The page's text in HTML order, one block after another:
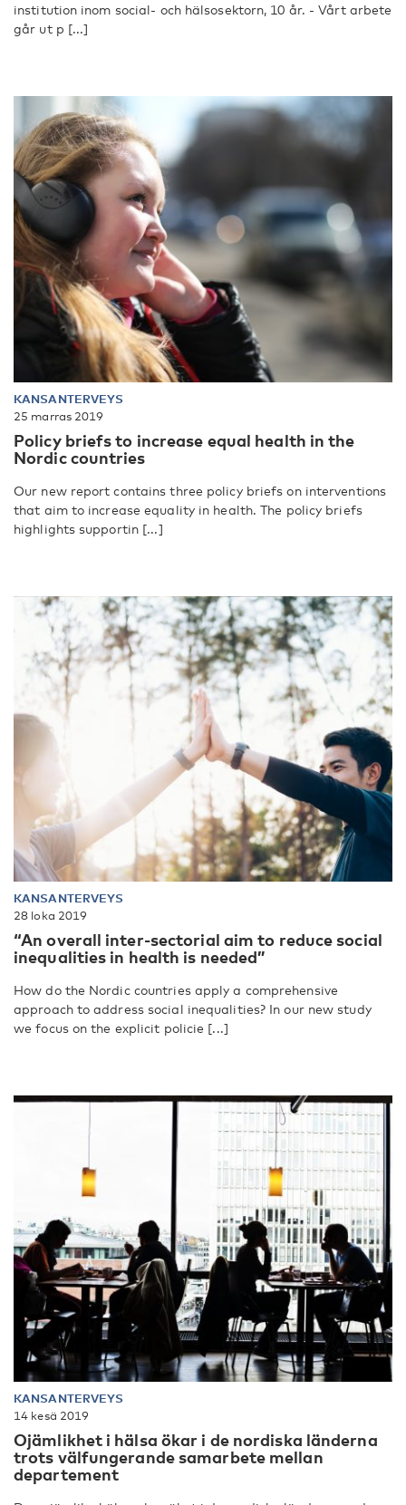
institution inom social- och hälsosektorn, 10 år. - Vårt arbete
går ut p [...]
KANSANTERVEYS
25 marras 2019
Policy briefs to increase equal health in the
Nordic countries
Our new report contains three policy briefs on interventions
that aim to increase equality in health. The policy briefs
highlights supportin [...]
KANSANTERVEYS
28 loka 2019
“An overall inter-sectorial aim to reduce social
inequalities in health is needed”
How do the Nordic countries apply a comprehensive
approach to address social inequalities? In our new study
we focus on the explicit policie [...]
KANSANTERVEYS
14 kesä 2019
Ojämlikhet i hälsa ökar i de nordiska länderna
trots välfungerande samarbete mellan
departement